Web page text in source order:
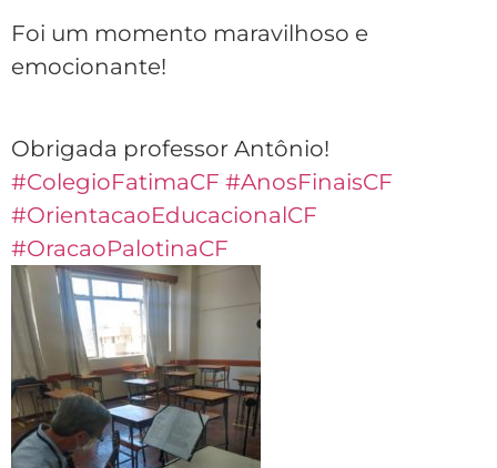
Foi um momento maravilhoso e
emocionante!
Obrigada professor Antônio!
#ColegioFatimaCF #AnosFinaisCF
#OrientacaoEducacionalCF
#OracaoPalotinaCF